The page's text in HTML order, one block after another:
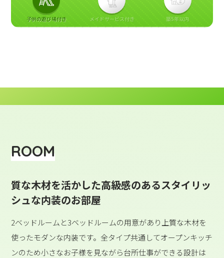
子供の遊び場付き メイドサービス付き 築5年以内
ROOM
質な木材を活かした高級感のあるスタイリッ
シュな内装のお部屋
2ベッドルームと3ベッドルームの用意があり上質な木材を
使ったモダンな内装です。全タイプ共通してオープンキッチ
ンのため小さなお子様を見ながら台所仕事ができる設計は